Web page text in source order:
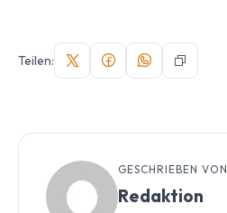
Teilen:
GESCHRIEBEN VON
Redaktion